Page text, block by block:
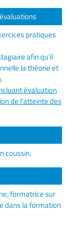
pratiques
afin qu’il
la théorie et
évaluation
de l'atteinte des
coussin.
formatrice sur
dans la formation